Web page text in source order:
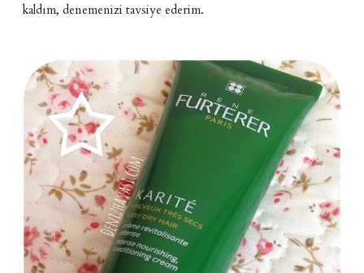
kaldım, denemenizi tavsiye ederim.